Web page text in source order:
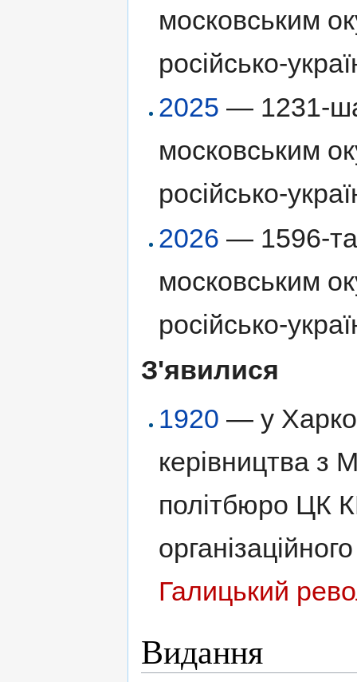
московським
російсько-
2025 — 1231-ша
московським
російсько-
2026 — 1596-та
московським
російсько-
З'явилися
1920 — у
керівництва з
політбюро ЦК
Галицький
Видання